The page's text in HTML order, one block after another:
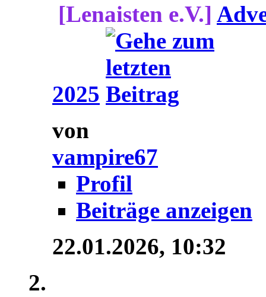
[Lenaisten e.V.]
2025
von
vampire67
Profil
Beiträge anzeigen
22.01.2026, 10:32